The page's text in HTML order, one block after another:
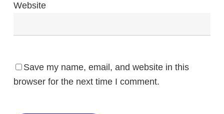
Website
Save my name, email, and website in this
browser for the next time I comment.